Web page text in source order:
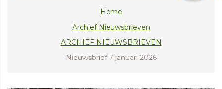
Home
Archief Nieuwsbrieven
ARCHIEF NIEUWSBRIEVEN
Nieuwsbrief 7 januari 2026